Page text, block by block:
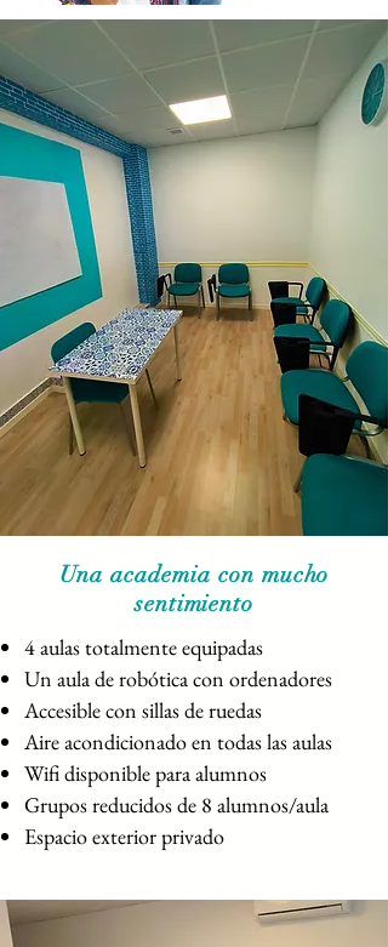
Una academia con mucho
sentimiento
4 aulas totalmente equipadas
Un aula de robótica con ordenadores
Accesible con sillas de ruedas
Aire acondicionado en todas las aulas
Wifi disponible para alumnos
Grupos reducidos de 8 alumnos/aula
Espacio exterior privado